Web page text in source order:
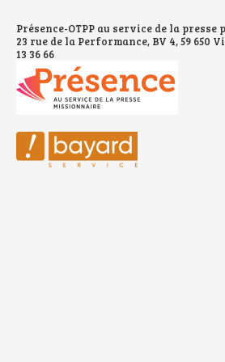
Présence-OTPP au service de la
23 rue de la Performance, BV 4, 59 650
13 36 66